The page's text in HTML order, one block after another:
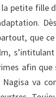
petite fille
que
afin
va